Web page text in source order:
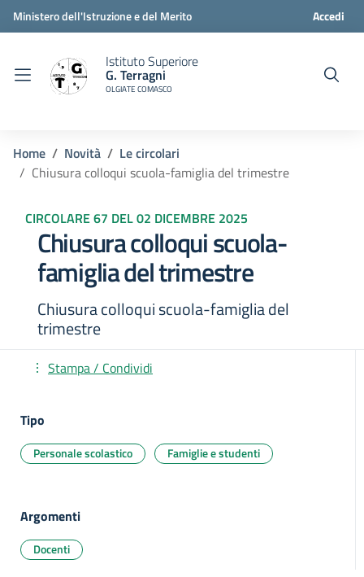
Ministero dell'Istruzione e del Merito Accedi
Istituto Superiore
G. Terragni
OLGIATE COMASCO
Home Novità
Le circolari
Chiusura colloqui scuola-famiglia del trimestre
CIRCOLARE 67 DEL 02 DICEMBRE 2025
Chiusura colloqui scuola-
famiglia del trimestre
Chiusura colloqui scuola-famiglia del
trimestre
Stampa / Condividi
Tipo
Personale scolastico Famiglie e studenti
Argomenti
Docenti